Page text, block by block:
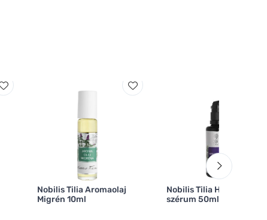
Nobilis Tilia Aromaolaj
Migrén 10ml
Nobilis Tilia Hialuronsav
szérum 50ml